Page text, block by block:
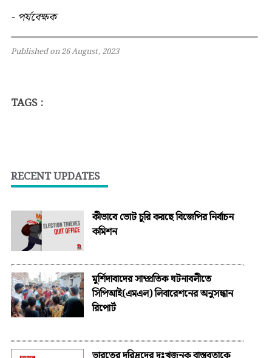
- পর্যবেক্ষক
Published on 26 August, 2023
TAGS :
RECENT UPDATES
কীভাবে ভোট চুরি করছে বিজেপির নির্বাচন
কমিশন
মুর্শিদাবাদের সাম্প্রতিক ঘটনাবলীতে
সিপিআই(এমএল) লিবারেশনের অনুসন্ধান
রিপোর্ট